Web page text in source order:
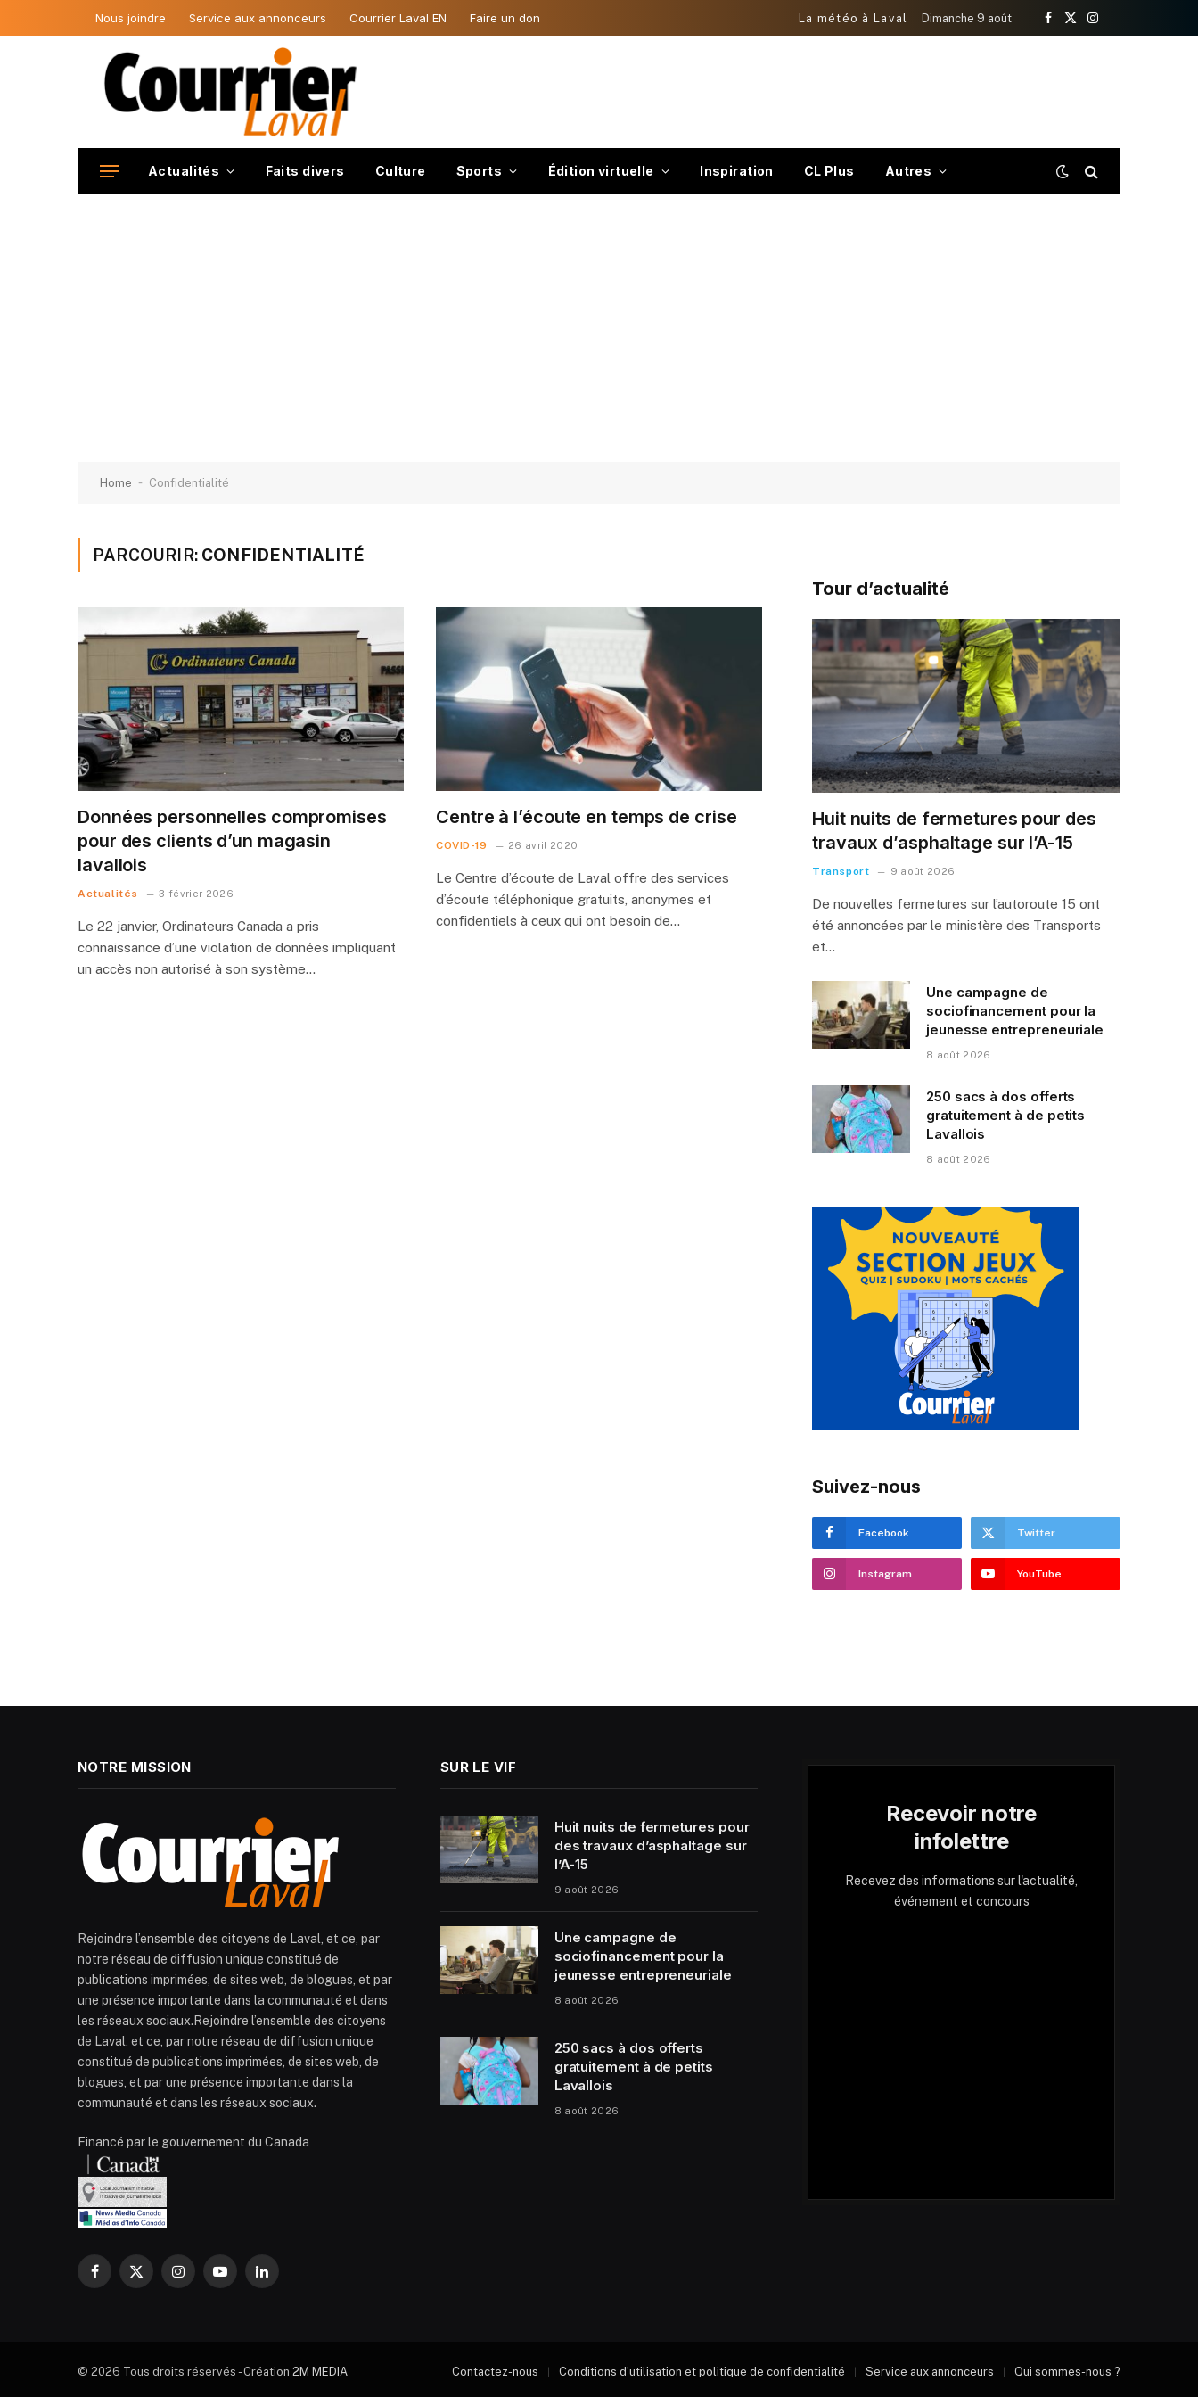
Nous joindre Service aux annonceurs Courrier Laval EN Faire un don La météo à Laval Dimanche 9 août
Facebook
X
Instagram
Actualités Faits divers Culture Sports Édition virtuelle Inspiration CL Plus Autres
Home - Confidentialité
PARCOURIR: CONFIDENTIALITÉ
Données personnelles compromises
pour des clients d’un magasin
lavallois
Actualités 3 février 2026
Le 22 janvier, Ordinateurs Canada a pris
connaissance d’une violation de données impliquant
un accès non autorisé à son système…
Centre à l’écoute en temps de crise
COVID-19 26 avril 2020
Le Centre d’écoute de Laval offre des services
d’écoute téléphonique gratuits, anonymes et
confidentiels à ceux qui ont besoin de…
Tour d’actualité
Huit nuits de fermetures pour des
travaux d’asphaltage sur l’A-15
Transport 9 août 2026
De nouvelles fermetures sur l’autoroute 15 ont
été annoncées par le ministère des Transports
et…
Une campagne de
sociofinancement pour la
jeunesse entrepreneuriale
8 août 2026
250 sacs à dos offerts
gratuitement à de petits
Lavallois
8 août 2026
Suivez-nous
Facebook Twitter
Instagram YouTube
NOTRE MISSION
Rejoindre l’ensemble des citoyens de Laval, et ce, par
notre réseau de diffusion unique constitué de
publications imprimées, de sites web, de blogues, et par
une présence importante dans la communauté et dans
les réseaux sociaux.Rejoindre l’ensemble des citoyens
de Laval, et ce, par notre réseau de diffusion unique
constitué de publications imprimées, de sites web, de
blogues, et par une présence importante dans la
communauté et dans les réseaux sociaux.
Financé par le gouvernement du Canada
Facebook
X
InstagramYouTubeLinkedIn
SUR LE VIF
Huit nuits de fermetures pour
des travaux d’asphaltage sur
l’A-15
9 août 2026
Une campagne de
sociofinancement pour la
jeunesse entrepreneuriale
8 août 2026
250 sacs à dos offerts
gratuitement à de petits
Lavallois
8 août 2026
Recevoir notre
infolettre
Recevez des informations sur l'actualité,
événement et concours
© 2026 Tous droits réservés - Création 2M MEDIA Contactez-nous Conditions d’utilisation et politique de confidentialité Service aux annonceurs Qui sommes-nous ?